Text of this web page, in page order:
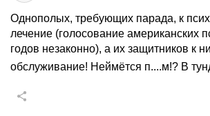
Однополых, требующих парада, к
лечение (голосование американских
годов незаконно), а их защитников к
обслуживание! Неймётся п....м!? В